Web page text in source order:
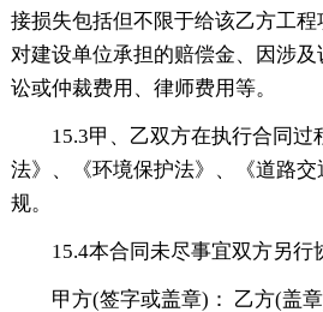
接损失包括但不限于给该乙方工
对建设单位承担的赔偿金、因涉
讼或仲裁费用、律师费用等。
15.3甲、乙双方在执行合同
法》、《环境保护法》、《道路
规。
15.4本合同未尽事宜双方另行
甲方(签字或盖章)： 乙方(盖